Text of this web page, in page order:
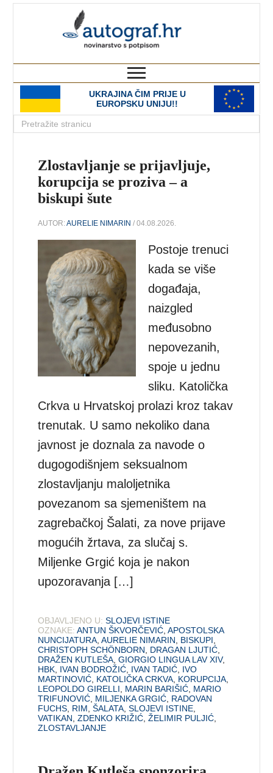
UKRAJINA ČIM PRIJE U
EUROPSKU UNIJU!!
Zlostavljanje se prijavljuje,
korupcija se proziva – a
biskupi šute
AUTOR:AURELIE NIMARIN / 04.08.2026.
Postoje trenuci
kada se više
događaja,
naizgled
međusobno
nepovezanih,
spoje u jednu
sliku. Katolička
Crkva u Hrvatskoj prolazi kroz takav
trenutak. U samo nekoliko dana
javnost je doznala za navode o
dugogodišnjem seksualnom
zlostavljanju maloljetnika
povezanom sa sjemeništem na
zagrebačkoj Šalati, za nove prijave
mogućih žrtava, za slučaj s.
Miljenke Grgić koja je nakon
upozoravanja […]
OBJAVLJENO U: SLOJEVI ISTINE
OZNAKE: ANTUN ŠKVORČEVIĆ ,APOSTOLSKA
NUNCIJATURA ,AURELIE NIMARIN BISKUPI
CHRISTOPH SCHÖNBORN
DRAGAN LJUTIĆ
DRAŽEN KUTLEŠA ,GIORGIO LINGUA LAV XIV,
HBK IVAN BODROŽIĆ IVAN TADIĆ IVO
MARTINOVIĆ KATOLIČKA CRKVA KORUPCIJA
LEOPOLDO GIRELLI
MARIN BARIŠIĆ MARIO
TRIFUNOVIĆ MILJENKA GRGIĆ RADOVAN
FUCHS RIM ,ŠALATA ,SLOJEVI ISTINE
VATIKAN ,ZDENKO KRIŽIĆ ,ŽELIMIR PULJIĆ
ZLOSTAVLJANJE